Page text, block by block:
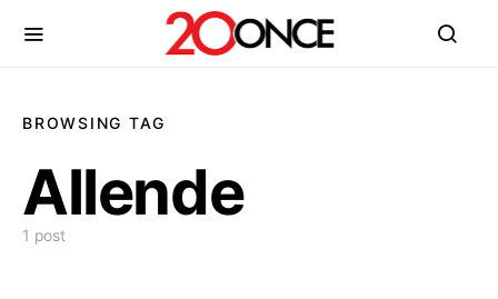
BROWSING TAG
Allende
1 post